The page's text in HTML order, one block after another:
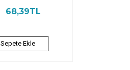
68,39TL
Sepete Ekle